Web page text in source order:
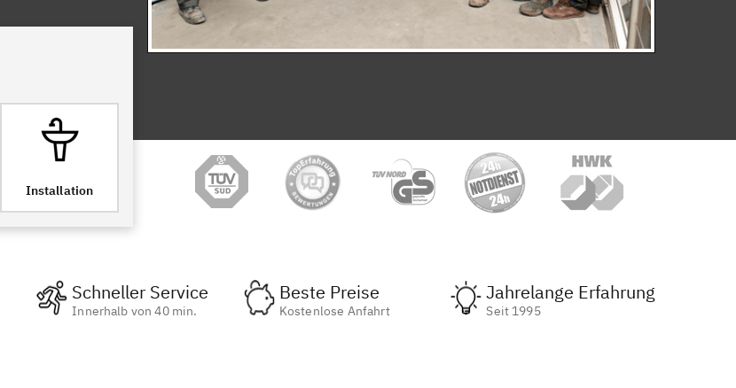
Installation
Schneller Service
Innerhalb von 40 min.
Beste Preise
Kostenlose Anfahrt
Jahrelange Erfahrung
Seit 1995